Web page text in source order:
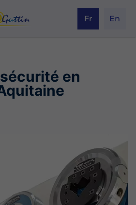
Fr En
en